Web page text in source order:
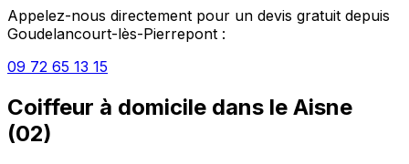
Appelez-nous directement pour un devis gratuit depuis
Goudelancourt-lès-Pierrepont :
09 72 65 13 15
Coiffeur à domicile dans le Aisne
(02)